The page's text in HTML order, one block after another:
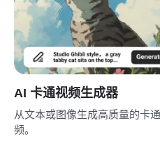
AI 卡通视频生成器
从文本或图像生成高质量的卡
频。